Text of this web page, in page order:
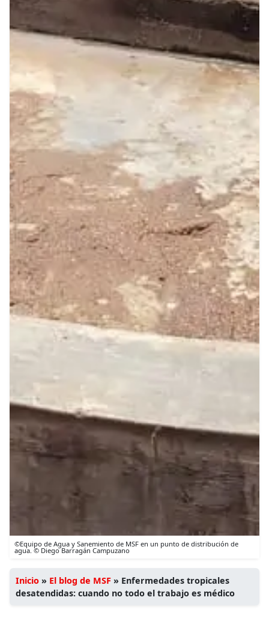
©Equipo de Agua y Sanemiento de MSF en un punto de distribución de
agua. © Diego Barragán Campuzano
Inicio » El blog de MSF » Enfermedades tropicales
desatendidas: cuando no todo el trabajo es médico